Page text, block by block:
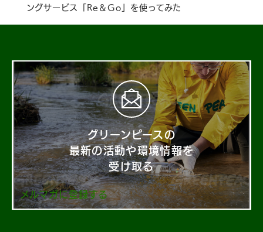
ングサービス「Re＆Go」を使ってみた
グリーンピースの
最新の活動や環境情報を
受け取る
メルマガに登録する